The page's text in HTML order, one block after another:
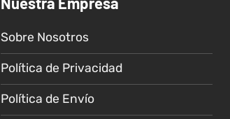
opciones
pueden
elegir
en
la
Sobre Nosotros
Política de Privacidad
Política de Envío